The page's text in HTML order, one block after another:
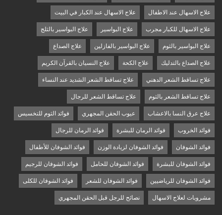
علاج الاسهال عند الاطفال علاج الاسهال عند الكبار في البيت
علاج الاسهال للكبار مجرب علاج البواسير علاج البواسير بالثلج
علاج البواسير بالثوم علاج البواسير بالفازلين علاج الصداع
علاج الصداع بالتدليك علاج الكحة علاج النسيان بالقرآن الكريم
علاج تساقط الشعر الدهني علاج تساقط الشعر الشديد عند النساء
علاج تساقط الشعر بالثوم علاج تساقط الشعر للرجال
علاج عرق النسا بالاعشاب عيوب الحقن المجهري فوائد الثوم للتخسيس
فوائد الخروب فوائد الرمان للبشرة فوائد الرمان للرجال
فوائد الشوفان فوائد الشوفان لزيادة الوزن فوائد الشوفان للأطفال
فوائد الشوفان للبشرة فوائد الشوفان للحامل فوائد الشوفان للرجيم
فوائد الشوفان للرياضيين فوائد الشوفان للشعر فوائد الشوفان للكلى
مشروبات لعلاج الاسهال نصائح للرجل قبل الحقن المجهري